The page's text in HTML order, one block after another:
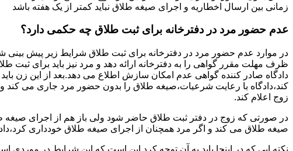
زمانی بین ارسال اخطاریه و اجرای صیغه طلاق نباید کمتر از یک هفته باشد
عدم حضور مرد در دفترخانه برای ثبت طلاق چه حکمی دارد؟
در موارد عدم حضور مرد در دفترخانه برای ثبت طلاق شرایط زیر پیش
ظرف مهلت مقرر گواهی را به دفترخانه ارائه دهد و مرد نیز باید برای ثبت
دادگاه صادر کننده گواهی عدم امکان سازش اطلاع می دهد.بعد از این زن
کند،دادگاه با رعایت شرعیات،صیغه طلاق را بدون حضور مرد جاری می کند
زوج اعلام کند.
در صورتی که زوج در دفتر ثبت طلاق حاضر شود ولی باز هم از اجرای صیغه
صیغه طلاق می کند و اگر مرد همچنان از اجرای صیغه طلاق خودداری
نکته ایی که در اینجا باید به آن توجه کرد این است که این شرایط در